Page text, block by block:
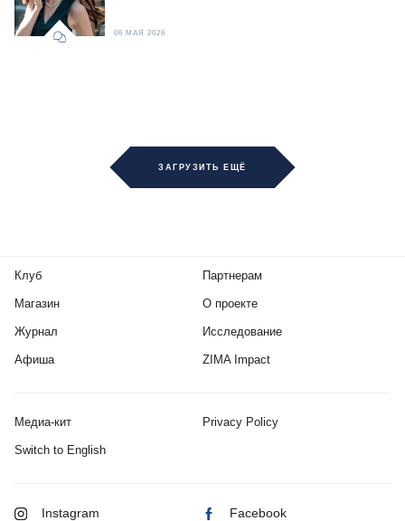
06 МАЯ 2026
ЗАГРУЗИТЬ ЕЩЁ
Клуб
Магазин
Журнал
Афиша
Партнерам
О проекте
Исследование
ZIMA Impact
Медиа-кит Privacy Policy
Switch to English
Instagram Facebook